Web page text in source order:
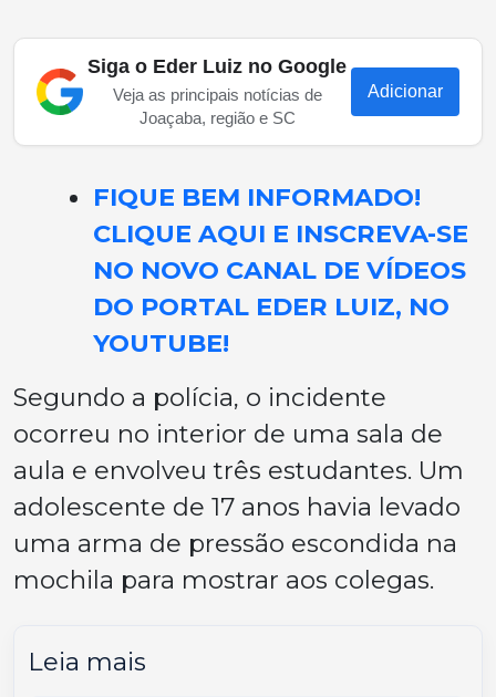
Siga o Eder Luiz no Google
Veja as principais notícias de
Joaçaba, região e SC
Adicionar
FIQUE BEM INFORMADO!
CLIQUE AQUI E INSCREVA-SE
NO NOVO CANAL DE VÍDEOS
DO PORTAL EDER LUIZ, NO
YOUTUBE!
Segundo a polícia, o incidente
ocorreu no interior de uma sala de
aula e envolveu três estudantes. Um
adolescente de 17 anos havia levado
uma arma de pressão escondida na
mochila para mostrar aos colegas.
Leia mais